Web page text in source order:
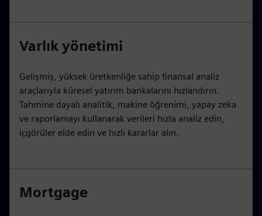
Varlık yönetimi
Gelişmiş, yüksek üretkenliğe sahip finansal analiz
araçlarıyla küresel yatırım bankalarını hızlandırın.
Tahmine dayalı analitik, makine öğrenimi, yapay zeka
ve raporlamayı kullanarak verileri hızla analiz edin,
içgörüler elde edin ve hızlı kararlar alın.
Mortgage